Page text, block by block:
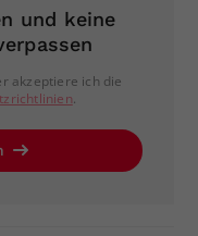
und keine
akzeptiere ich die
.